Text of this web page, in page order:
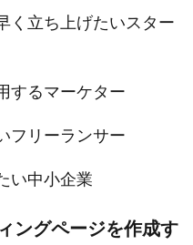
く立ち上げたいスター
するマーケター
フリーランサー
い中小企業
ングページを作成す